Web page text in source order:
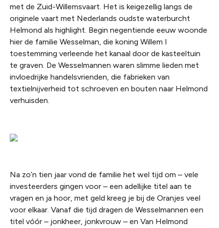
met de Zuid-Willemsvaart. Het is keigezellig langs de
originele vaart met Nederlands oudste waterburcht
Helmond als highlight. Begin negentiende eeuw woonde
hier de familie Wesselman, die koning Willem I
toestemming verleende het kanaal door de kasteeltuin
te graven. De Wesselmannen waren slimme lieden met
invloedrijke handelsvrienden, die fabrieken van
textielnijverheid tot schroeven en bouten naar Helmond
verhuisden.
Na zo’n tien jaar vond de familie het wel tijd om – vele
investeerders gingen voor – een adellijke titel aan te
vragen en ja hoor, met geld kreeg je bij de Oranjes veel
voor elkaar. Vanaf die tijd dragen de Wesselmannen een
titel vóór – jonkheer, jonkvrouw – en Van Helmond